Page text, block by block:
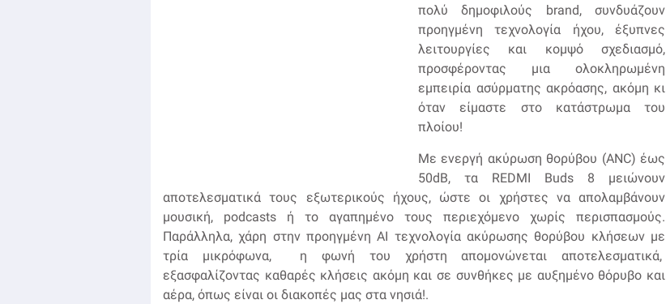
πολύ δημοφιλούς brand, συνδυάζουν
προηγμένη τεχνολογία ήχου, έξυπνες
λειτουργίες και κομψό σχεδιασμό,
προσφέροντας μια ολοκληρωμένη
εμπειρία ασύρματης ακρόασης, ακόμη κι
όταν είμαστε στο κατάστρωμα του
πλοίου!
Με ενεργή ακύρωση θορύβου (ANC) έως
50dB, τα REDMI Buds 8 μειώνουν
αποτελεσματικά τους εξωτερικούς ήχους, ώστε οι χρήστες να απολαμβάνουν
μουσική, podcasts ή το αγαπημένο τους περιεχόμενο χωρίς περισπασμούς.
Παράλληλα, χάρη στην προηγμένη AI τεχνολογία ακύρωσης θορύβου κλήσεων με
τρία μικρόφωνα, η φωνή του χρήστη απομονώνεται αποτελεσματικά,
εξασφαλίζοντας καθαρές κλήσεις ακόμη και σε συνθήκες με αυξημένο θόρυβο και
αέρα, όπως είναι οι διακοπές μας στα νησιά!.